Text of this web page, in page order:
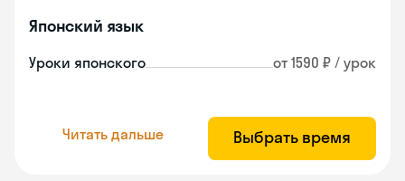
Японский язык
Уроки японского от 1590 ₽ / урок
Читать дальше Выбрать время